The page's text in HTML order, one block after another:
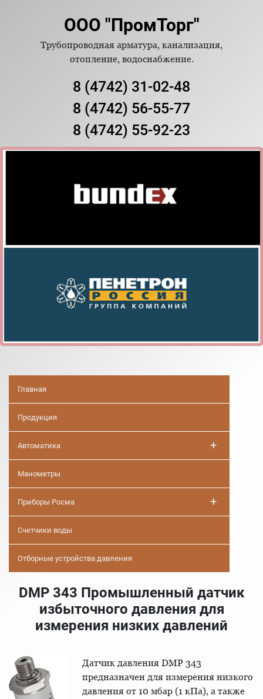
ООО "ПромТорг"
Трубопроводная арматура, канализация,
отопление, водоснабжение.
8 (4742) 31-02-48
8 (4742) 56-55-77
8 (4742) 55-92-23
Главная
Продукция
Автоматика +
Манометры
Приборы Росма +
Счетчики воды
Отборные устройства давления
DMP 343 Промышленный датчик
избыточного давления для
измерения низких давлений
Датчик давления DMP 343
предназначен для измерения низкого
давления от 10 мбар (1 кПа), а также